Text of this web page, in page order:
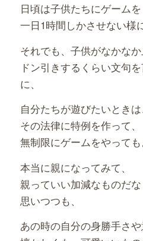
日頃は子供たちにゲームを
一日1時間しかさせない様
それでも、子供がなかなか
ドン引きするくらい文句
に、
自分たちが遊びたいときは
その法律に特例を作って、
無制限にゲームをやっても
本当に親になってみて、
親っていい加減なものだな
思いつつも、
あの時の自分の身勝手さ